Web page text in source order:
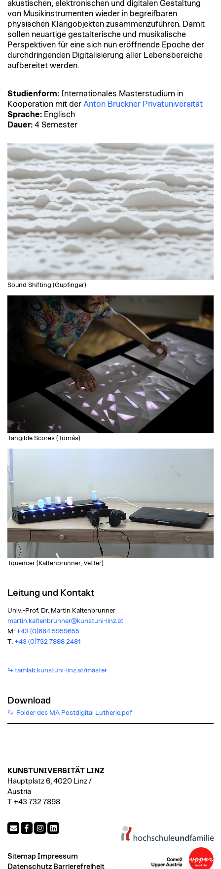
akustischen, elektronischen und digitalen Gestaltung
von Musikinstrumenten wieder in begreifbaren
physischen Klangobjekten zusammenzuführen. Damit
sollen neuartige gestalterische und musikalische
Perspektiven für eine sich nun eröffnende Epoche der
durchdringenden Digitalisierung aller Lebensbereiche
aufbereitet werden.
Studienform: Internationales Masterstudium in
Kooperation mit der Anton Bruckner Privatuniversität
Sprache: Englisch
Dauer: 4 Semester
Sound Shifting (Gupfinger)
Tangible Scores (Tomás)
Tquencer (Kaltenbrunner, Vetter)
Leitung und Kontakt
Univ.-Prof. Dr. Martin Kaltenbrunner
martin.kaltenbrunner@kunstuni-linz.at
M: +43 (0)664 5959655
T: +43 (0)732 7898 2481
tamlab.kunstuni-linz.at/master
Download
Folder des MA Postdigital Lutherie.pdf
KUNSTUNIVERSITÄT LINZ
Hauptplatz 6, 4020 Linz /
Austria
T +43 732 7898
Sitemap Impressum
Datenschutz Barrierefreiheit